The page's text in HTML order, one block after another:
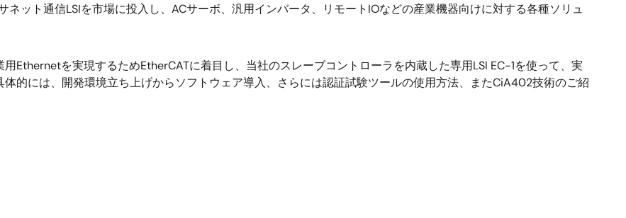
ネット通信LSIを市場に投入し、ACサーボ、汎用インバータ、リモートIOなどの産業機器向けに対する各種ソリュ
Ethernetを実現するためEtherCATに着目し、当社のスレーブコントローラを内蔵した専用LSI EC-1を使って、実
的には、開発環境立ち上げからソフトウェア導入、さらには認証試験ツールの使用方法、またCiA402技術のご紹